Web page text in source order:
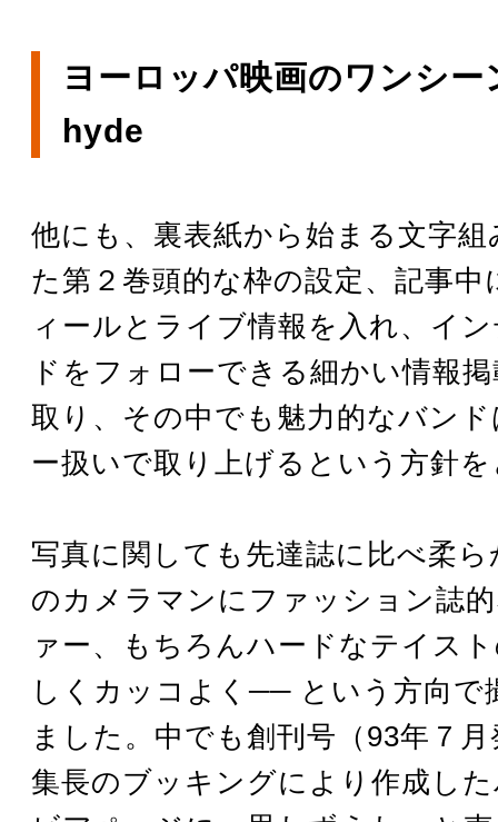
ヨーロッパ映画のワンシー
hyde
他にも、裏表紙から始まる文字
た第２巻頭的な枠の設定、記事中
ィールとライブ情報を入れ、イ
ドをフォローできる細かい情報
取り、その中でも魅力的なバン
ー扱いで取り上げるという方針
写真に関しても先達誌に比べ柔
のカメラマンにファッション誌
ァー、もちろんハードなテイス
しくカッコよく── という方向で
ました。中でも創刊号（93年７
集長のブッキングにより作成し